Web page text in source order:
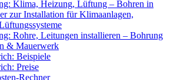
Klima, Heizung, Lüftung – Bohren in
zur Installation für Klimaanlagen,
Rohre, Leitungen installieren – Bohrung
& Mauerwerk
Beispiele
Preise
Rechner